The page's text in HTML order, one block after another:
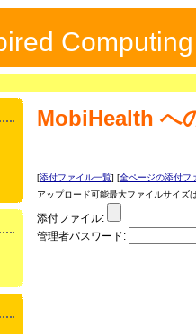
MobiHealth へ
[添付ファイル一覧] [全ページの添付フ
アップロード可能最大ファイルサイズ
添付ファイル:
管理者パスワード: